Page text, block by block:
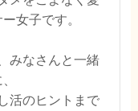
女子です。
みなさんと一緒
活のヒントまで